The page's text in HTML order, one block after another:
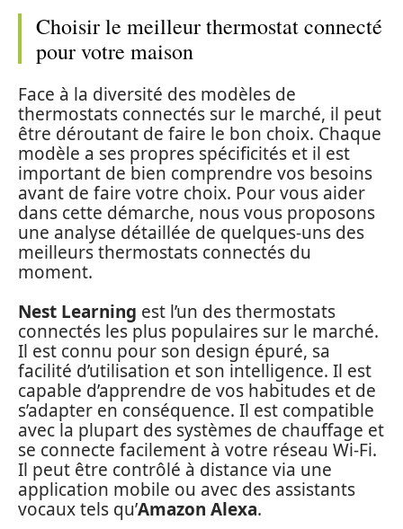
Choisir le meilleur thermostat connecté
pour votre maison
Face à la diversité des modèles de
thermostats connectés sur le marché, il peut
être déroutant de faire le bon choix. Chaque
modèle a ses propres spécificités et il est
important de bien comprendre vos besoins
avant de faire votre choix. Pour vous aider
dans cette démarche, nous vous proposons
une analyse détaillée de quelques-uns des
meilleurs thermostats connectés du
moment.
Nest Learning est l’un des thermostats
connectés les plus populaires sur le marché.
Il est connu pour son design épuré, sa
facilité d’utilisation et son intelligence. Il est
capable d’apprendre de vos habitudes et de
s’adapter en conséquence. Il est compatible
avec la plupart des systèmes de chauffage et
se connecte facilement à votre réseau Wi-Fi.
Il peut être contrôlé à distance via une
application mobile ou avec des assistants
vocaux tels qu’Amazon Alexa.